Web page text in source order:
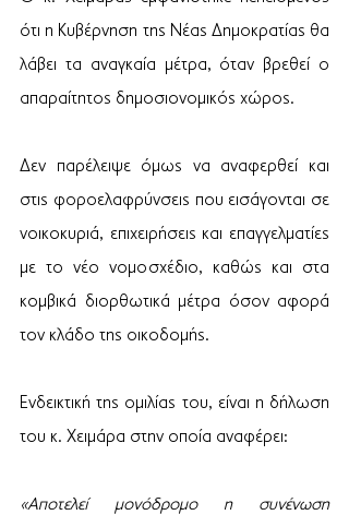
ότι η Κυβέρνηση της Νέας Δημοκρατίας θα
λάβει τα αναγκαία μέτρα, όταν βρεθεί ο
απαραίτητος δημοσιονομικός χώρος.
Δεν παρέλειψε όμως να αναφερθεί και
στις φοροελαφρύνσεις που εισάγονται σε
νοικοκυριά, επιχειρήσεις και επαγγελματίες
με το νέο νομοσχέδιο, καθώς και στα
κομβικά διορθωτικά μέτρα όσον αφορά
τον κλάδο της οικοδομής.
Ενδεικτική της ομιλίας του, είναι η δήλωση
του κ. Χειμάρα στην οποία αναφέρει:
«Αποτελεί μονόδρομο η συνένωση